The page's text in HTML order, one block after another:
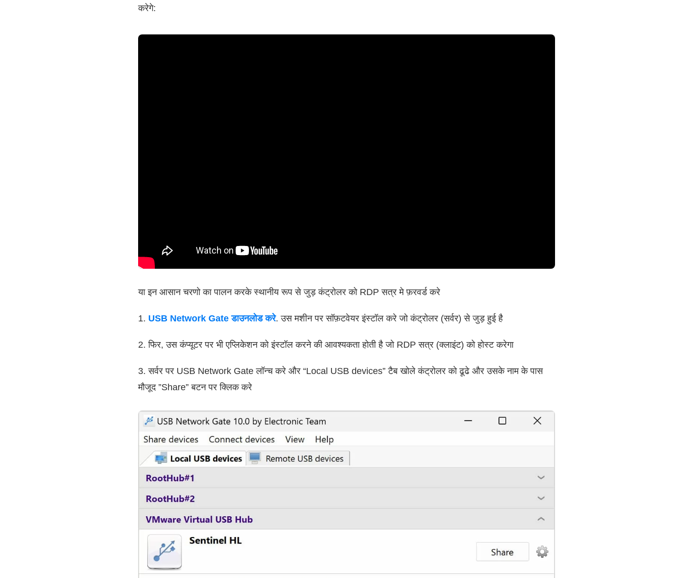
करेगे:
या इन आसान चरणो का पालन करके स्थानीय रूप से जुड़ कंट्रोलर को RDP सत्र मे फ़रवर्ड करे
1. USB Network Gate डाउनलोड करे. उस मशीन पर सॉफ़टवेयर इंस्टॉल करे जो कंट्रोलर (सर्वर) से जुड़ हुई है
2. फिर, उस कंप्यूटर पर भी एप्लिकेशन को इंस्टॉल करने की आवश्यकता होती है जो RDP सत्र (क्लाइंट) को होस्ट करेगा
3. सर्वर पर USB Network Gate लॉन्च करे और “Local USB devices” टैब खोले कंट्रोलर को ढूढे और उसके नाम के पास
मौजूद ”Share” बटन पर क्लिक करे